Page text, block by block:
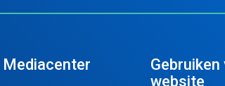
Mediacenter
Gebruiken
website